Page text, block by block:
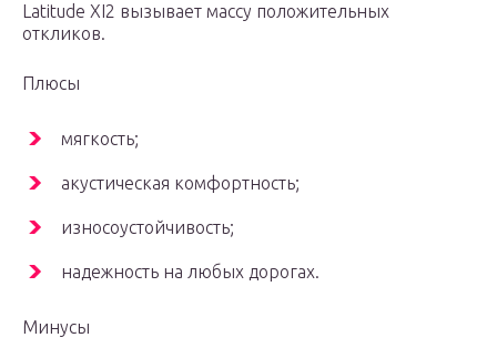
Latitude XI2 вызывает массу положительных
откликов.
Плюсы
мягкость;
акустическая комфортность;
износоустойчивость;
надежность на любых дорогах.
Минусы